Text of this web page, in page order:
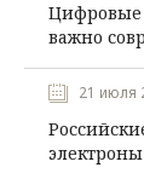
Цифровые
важно
21 июля